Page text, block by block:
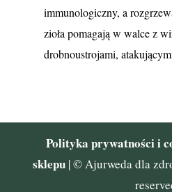
immunologiczny, a
zioła pomagają w walce z
drobnoustrojami,
Polityka prywatności i
sklepu | © Ajurweda dla